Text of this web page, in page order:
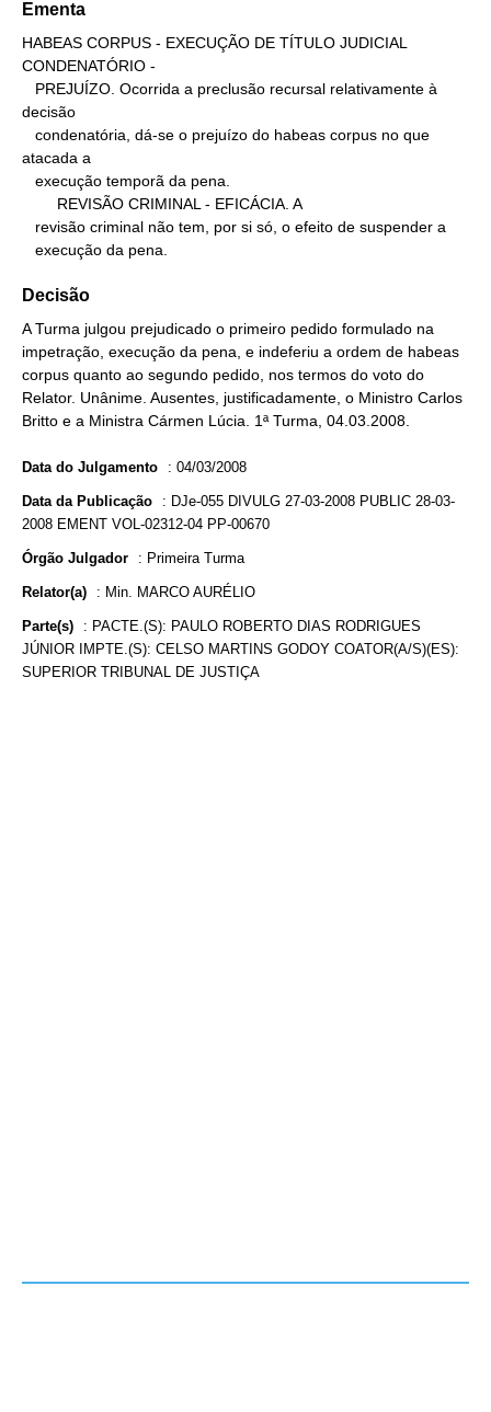
Ementa
HABEAS CORPUS - EXECUÇÃO DE TÍTULO JUDICIAL
CONDENATÓRIO -
decisão
atacada a
   execução da pena.
Decisão
A Turma julgou prejudicado o primeiro pedido formulado na
impetração, execução da pena, e indeferiu a ordem de habeas
corpus quanto ao segundo pedido, nos termos do voto do
Relator. Unânime. Ausentes, justificadamente, o Ministro Carlos
Britto e a Ministra Cármen Lúcia. 1ª Turma, 04.03.2008.
Data do Julgamento : 04/03/2008
Data da Publicação : DJe-055 DIVULG 27-03-2008 PUBLIC 28-03-
2008 EMENT VOL-02312-04 PP-00670
Órgão Julgador : Primeira Turma
Relator(a) : Min. MARCO AURÉLIO
Parte(s) : PACTE.(S): PAULO ROBERTO DIAS RODRIGUES
JÚNIOR IMPTE.(S): CELSO MARTINS GODOY COATOR(A/S)(ES):
SUPERIOR TRIBUNAL DE JUSTIÇA